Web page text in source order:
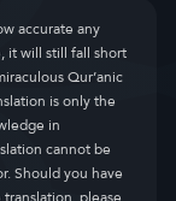
accurate any
it will still fall short
Qur’anic
is only the
in
cannot be
Should you have